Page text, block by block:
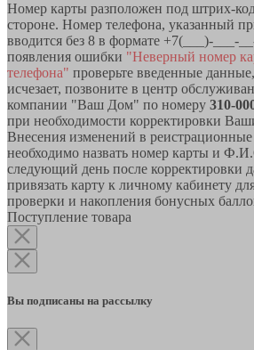
Номер карты разположен под штрих-
стороне. Номер телефона, указанный
вводится без 8 в формате +7(___)-___-
появления ошибки "Неверный номер
телефона" проверьте введенные
исчезает, позвоните в центр
компании "Ваш Дом" по номеру 310-
при необходимости корректировки
Внесения изменений в
необходимо назвать номер карты и
следующий день после корректировки
привязать карту к личному кабинету
проверки и накопления бонусных
Поступление товара
Вы подписаны на рассылку